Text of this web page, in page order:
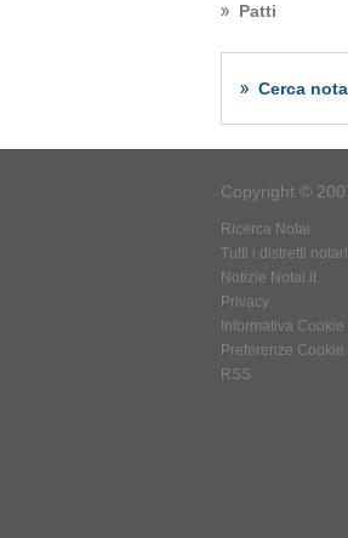
Patti
Cerca
Copyright ©
Ricerca Notai
Tutti i distretti
Notizie Notai.it
Privacy
Informativa Cookie
Preferenze Cookie
RSS